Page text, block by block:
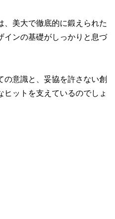
、美大で徹底的に鍛えられた
インの基礎がしっかりと息づ
の意識と、妥協を許さない創
ットを支えているのでしょ